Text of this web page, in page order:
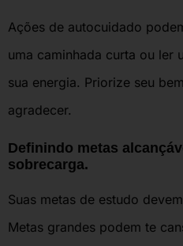
Ações de autocuidado
uma caminhada curta ou ler
sua energia. Priorize seu
agradecer.
Definindo metas
sobrecarga.
Suas metas de estudo
Metas grandes podem te